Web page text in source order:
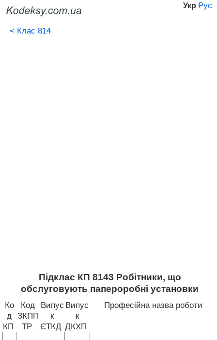
Укр Рус
< Клас 814
Підклас КП 8143 Робітники, що
обслуговують папероробні установки
Ко
д
КП
Код
ЗКПП
ТР
Випус
к
ЄТКД
Випус
к
ДКХП
Професійна назва роботи